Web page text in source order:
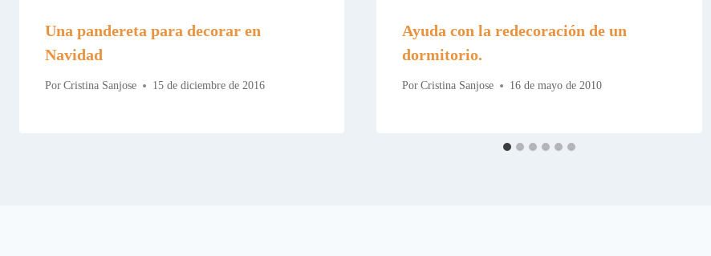
Una pandereta para decorar en
Navidad
Por Cristina Sanjose 15 de diciembre de 2016
Ayuda con la redecoración de un
dormitorio.
Por Cristina Sanjose 16 de mayo de 2010